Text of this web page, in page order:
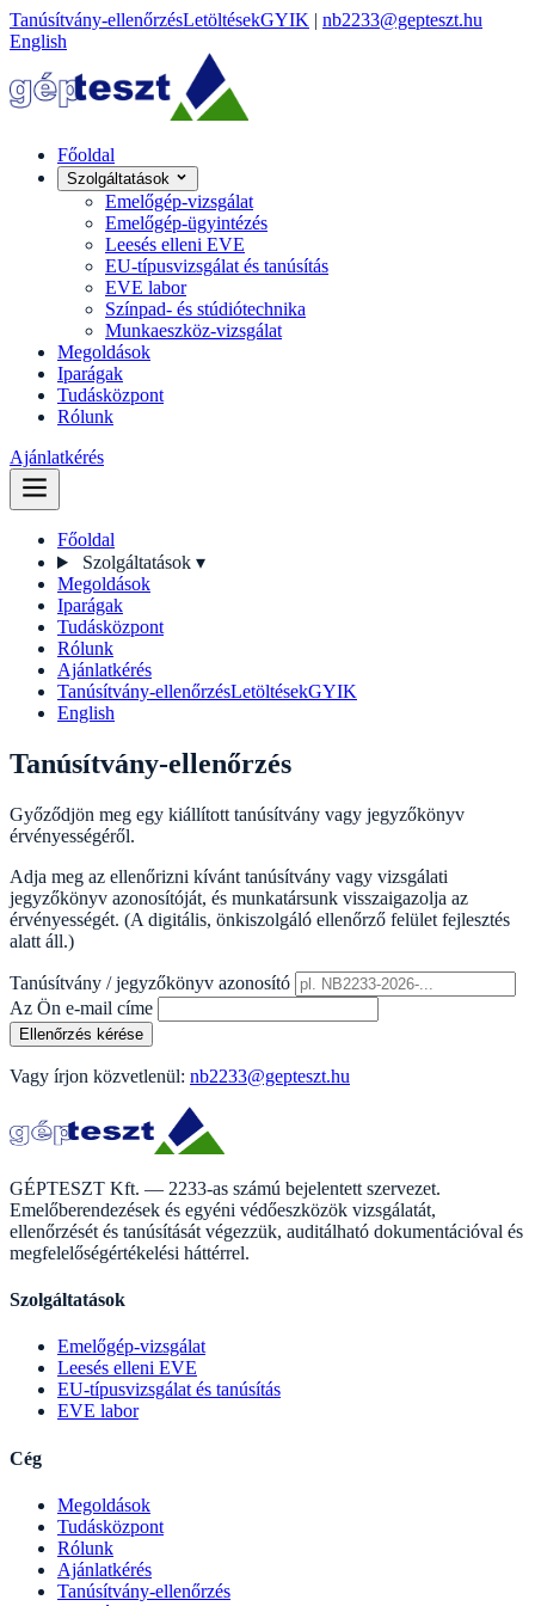
Tanúsítvány-ellenőrzésLetöltésekGYIK | nb2233@gepteszt.hu
English
Főoldal
Szolgáltatások
Emelőgép-vizsgálat
Emelőgép-ügyintézés
Leesés elleni EVE
EU-típusvizsgálat és tanúsítás
EVE labor
Színpad- és stúdiótechnika
Munkaeszköz-vizsgálat
Megoldások
Iparágak
Tudásközpont
Rólunk
Ajánlatkérés
Főoldal
Szolgáltatások ▾
Megoldások
Iparágak
Tudásközpont
Rólunk
Ajánlatkérés
Tanúsítvány-ellenőrzésLetöltésekGYIK
English
Tanúsítvány-ellenőrzés
Győződjön meg egy kiállított tanúsítvány vagy jegyzőkönyv
érvényességéről.
Adja meg az ellenőrizni kívánt tanúsítvány vagy vizsgálati
jegyzőkönyv azonosítóját, és munkatársunk visszaigazolja az
érvényességét. (A digitális, önkiszolgáló ellenőrző felület fejlesztés
alatt áll.)
Tanúsítvány / jegyzőkönyv azonosító
Az Ön e-mail címe
Ellenőrzés kérése
Vagy írjon közvetlenül: nb2233@gepteszt.hu
GÉPTESZT Kft. — 2233-as számú bejelentett szervezet.
Emelőberendezések és egyéni védőeszközök vizsgálatát,
ellenőrzését és tanúsítását végezzük, auditálható dokumentációval és
megfelelőségértékelési háttérrel.
Szolgáltatások
Emelőgép-vizsgálat
Leesés elleni EVE
EU-típusvizsgálat és tanúsítás
EVE labor
Cég
Megoldások
Tudásközpont
Rólunk
Ajánlatkérés
Tanúsítvány-ellenőrzés